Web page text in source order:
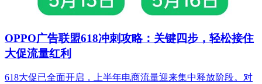
OPPO广告联盟618冲刺攻略：关键四步，轻松接住
大促流量红利
618大促已全面开启，上半年电商流量迎来集中释放阶段。对